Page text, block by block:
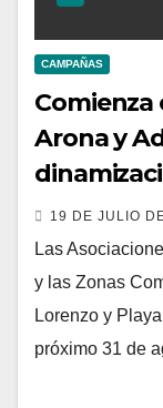
CAMPAÑAS
Comienza
Arona y
19 DE JULIO
Las
y las Zonas
Lorenzo y
próximo 31 de